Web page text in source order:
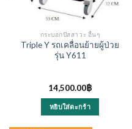
กระบอกปัสสาวะ อื่นๆ
Triple Y รถเคลื่อนย้ายผู้ป่วย
รุ่น Y611
14,500.00฿
หยิบใส่ตะกร้า